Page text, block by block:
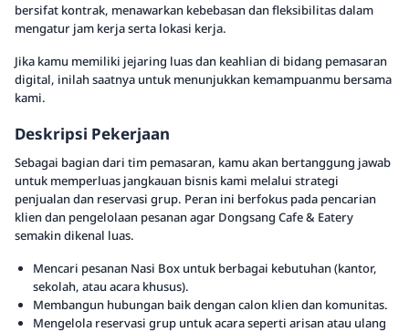
bersifat kontrak, menawarkan kebebasan dan fleksibilitas dalam
mengatur jam kerja serta lokasi kerja.
Jika kamu memiliki jejaring luas dan keahlian di bidang pemasaran
digital, inilah saatnya untuk menunjukkan kemampuanmu bersama
kami.
Deskripsi Pekerjaan
Sebagai bagian dari tim pemasaran, kamu akan bertanggung jawab
untuk memperluas jangkauan bisnis kami melalui strategi
penjualan dan reservasi grup. Peran ini berfokus pada pencarian
klien dan pengelolaan pesanan agar Dongsang Cafe & Eatery
semakin dikenal luas.
Mencari pesanan Nasi Box untuk berbagai kebutuhan (kantor,
sekolah, atau acara khusus).
Membangun hubungan baik dengan calon klien dan komunitas.
Mengelola reservasi grup untuk acara seperti arisan atau ulang